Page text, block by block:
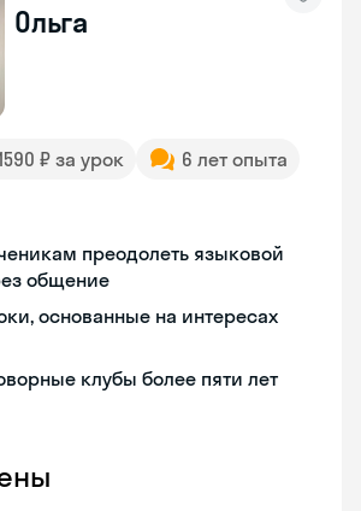
Ольга
₽ за урок
6 лет опыта
преодолеть языковой
общение
основанные на интересах
клубы более пяти лет